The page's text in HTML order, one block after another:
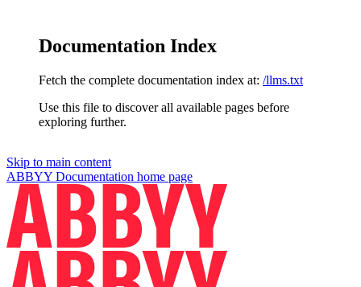
Documentation Index
Fetch the complete documentation index at: /llms.txt
Use this file to discover all available pages before
exploring further.
Skip to main content
ABBYY Documentation home page